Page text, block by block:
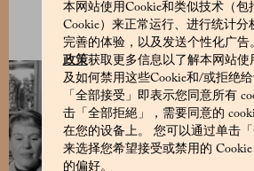
本网站使用Cookie和类似技术（包
Cookie）来正常运行、进行统计分
完善的体验，以及发送个性化广告
政策获取更多信息以了解本网站使
及如何禁用这些Cookie和/或拒绝
「全部接受」即表示您同意所有
击「全部拒絕」，需要同意的
在您的设备上。 您可以通过单击「
来选择您希望接受或禁用的
的偏好。